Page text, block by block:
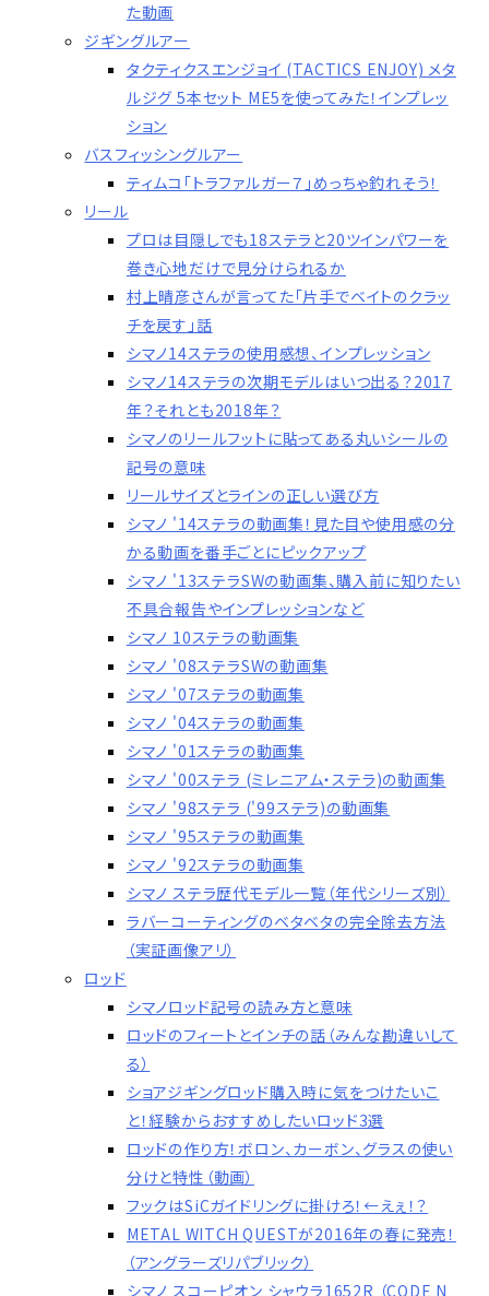
た動画
ジギングルアー
タクティクスエンジョイ (TACTICS ENJOY) メタ
ルジグ 5本セット ME5を使ってみた！インプレッ
ション
バスフィッシングルアー
ティムコ「トラファルガー７」めっちゃ釣れそう！
リール
プロは目隠しでも18ステラと20ツインパワーを
巻き心地だけで見分けられるか
村上晴彦さんが言ってた「片手でベイトのクラッ
チを戻す」話
シマノ14ステラの使用感想、インプレッション
シマノ14ステラの次期モデルはいつ出る？2017
年？それとも2018年？
シマノのリールフットに貼ってある丸いシールの
記号の意味
リールサイズとラインの正しい選び方
シマノ '14ステラの動画集！見た目や使用感の分
かる動画を番手ごとにピックアップ
シマノ '13ステラSWの動画集、購入前に知りたい
不具合報告やインプレッションなど
シマノ 10ステラの動画集
シマノ '08ステラSWの動画集
シマノ '07ステラの動画集
シマノ '04ステラの動画集
シマノ '01ステラの動画集
シマノ '00ステラ (ミレニアム・ステラ)の動画集
シマノ '98ステラ ('99ステラ)の動画集
シマノ '95ステラの動画集
シマノ '92ステラの動画集
シマノ ステラ歴代モデル一覧（年代シリーズ別）
ラバーコーティングのベタベタの完全除去方法
（実証画像アリ）
ロッド
シマノロッド記号の読み方と意味
ロッドのフィートとインチの話（みんな勘違いして
る）
ショアジギングロッド購入時に気をつけたいこ
と！経験からおすすめしたいロッド3選
ロッドの作り方！ボロン、カーボン、グラスの使い
分けと特性（動画）
フックはSiCガイドリングに掛けろ！←えぇ！？
METAL WITCH QUESTが2016年の春に発売！
（アングラーズリパブリック）
シマノ スコーピオン シャウラ1652R （CODE N